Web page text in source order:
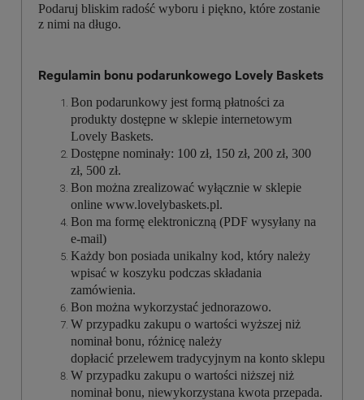
Podaruj bliskim radość wyboru i piękno, które zostanie
z nimi na długo.
Regulamin bonu podarunkowego Lovely Baskets
Bon podarunkowy jest formą płatności za
produkty dostępne w sklepie internetowym
Lovely Baskets.
Dostępne nominały: 100 zł, 150 zł, 200 zł, 300
zł, 500 zł.
Bon można zrealizować wyłącznie w sklepie
online www.lovelybaskets.pl.
Bon ma formę elektroniczną (PDF wysyłany na
e-mail)
Każdy bon posiada unikalny kod, który należy
wpisać w koszyku podczas składania
zamówienia.
Bon można wykorzystać jednorazowo.
W przypadku zakupu o wartości wyższej niż
nominał bonu, różnicę należy
dopłacić przelewem tradycyjnym na konto sklepu
W przypadku zakupu o wartości niższej niż
nominał bonu, niewykorzystana kwota przepada.